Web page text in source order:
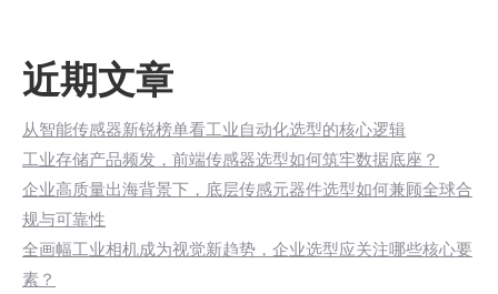
近期文章
从智能传感器新锐榜单看工业自动化选型的核心逻辑
工业存储产品频发，前端传感器选型如何筑牢数据底座？
企业高质量出海背景下，底层传感元器件选型如何兼顾全球合
规与可靠性
全画幅工业相机成为视觉新趋势，企业选型应关注哪些核心要
素？